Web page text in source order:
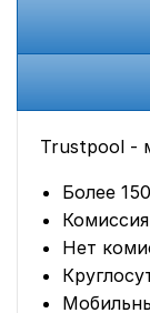
Trustpool -
Более
Нет